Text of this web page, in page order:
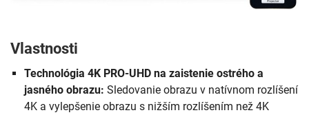
Vlastnosti
Technológia 4K PRO-UHD na zaistenie ostrého a
jasného obrazu: Sledovanie obrazu v natívnom rozlíšení
4K a vylepšenie obrazu s nižším rozlíšením než 4K